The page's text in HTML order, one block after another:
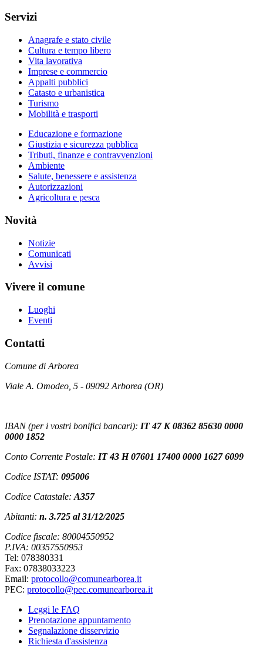
Servizi
Anagrafe e stato civile
Cultura e tempo libero
Vita lavorativa
Imprese e commercio
Appalti pubblici
Catasto e urbanistica
Turismo
Mobilità e trasporti
Educazione e formazione
Giustizia e sicurezza pubblica
Tributi, finanze e contravvenzioni
Ambiente
Salute, benessere e assistenza
Autorizzazioni
Agricoltura e pesca
Novità
Notizie
Comunicati
Avvisi
Vivere il comune
Luoghi
Eventi
Contatti
Comune di Arborea
Viale A. Omodeo, 5 - 09092 Arborea (OR)
IBAN (per i vostri bonifici bancari): IT 47 K 08362 85630 0000
0000 1852
Conto Corrente Postale: IT 43 H 07601 17400 0000 1627 6099
Codice ISTAT: 095006
Codice Catastale: A357
Abitanti: n. 3.725 al 31/12/2025
Codice fiscale: 80004550952
P.IVA: 00357550953
Tel: 078380331
Fax: 07838033223
Email: protocollo@comunearborea.it
PEC: protocollo@pec.comunearborea.it
Leggi le FAQ
Prenotazione appuntamento
Segnalazione disservizio
Richiesta d'assistenza